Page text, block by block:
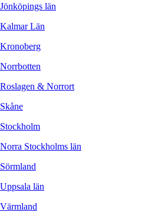
Jönköpings län
Kalmar Län
Kronoberg
Norrbotten
Roslagen & Norrort
Skåne
Stockholm
Norra Stockholms län
Sörmland
Uppsala län
Värmland